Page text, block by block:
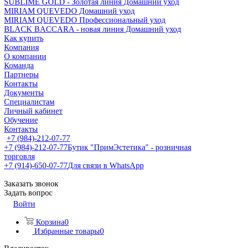
SUBLIME GOLD - Золотая линия Домашний уход
MIRIAM QUEVEDO Домашний уход
MIRIAM QUEVEDO Профессиональный уход
BLACK BACCARA - новая линия Домашний уход
Как купить
Компания
О компании
Команда
Партнеры
Контакты
Документы
Специалистам
Личный кабинет
Обучение
Контакты
+7 (984)-212-07-77
+7 (984)-212-07-77Бутик "ПримЭстетика" - розничная
торговля
+7 (914)-650-07-77Для связи в WhatsApp
Заказать звонок
Задать вопрос
Войти
Корзина0
Избранные товары0